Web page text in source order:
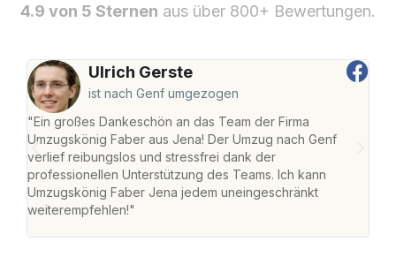
4.9 von 5 Sternen aus über 800+ Bewertungen.
Ulrich Gerste
ist nach Genf umgezogen
"Ein großes Dankeschön an das Team der Firma
Umzugskönig Faber aus Jena! Der Umzug nach Genf
verlief reibungslos und stressfrei dank der
professionellen Unterstützung des Teams. Ich kann
Umzugskönig Faber Jena jedem uneingeschränkt
weiterempfehlen!"